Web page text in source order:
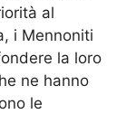
al
i Mennoniti
la loro
ne hanno
le